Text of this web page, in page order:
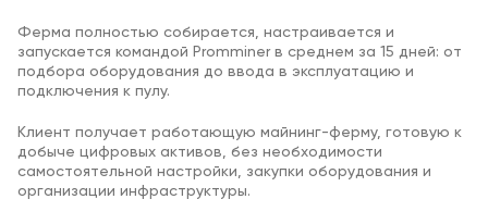
Ферма полностью собирается, настраивается и
запускается командой Promminer в среднем за 15 дней: от
подбора оборудования до ввода в эксплуатацию и
подключения к пулу.
Клиент получает работающую майнинг-ферму, готовую к
добыче цифровых активов, без необходимости
самостоятельной настройки, закупки оборудования и
организации инфраструктуры.